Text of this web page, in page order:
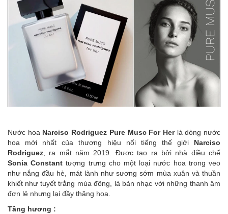
Nước hoa Narciso Rodriguez Pure Musc For Herlà dòng nước
hoa mới nhất của thương hiệu nổi tiếng thế giới Narciso
Rodriguez , ra mắt năm 2019. Được tạo ra bởi nhà điều chế
Sonia Constant tượng trưng cho một loại nước hoa trong veo
như nắng đầu hè, mát lành như sương sớm mùa xuân và thuần
khiết như tuyết trắng mùa đông,
là bản nhạc với những thanh âm
đơn lẻ nhưng lại đầy thăng hoa.
Tầng hương :